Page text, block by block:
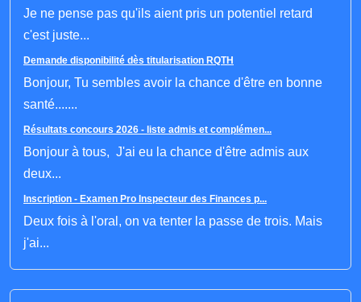
Je ne pense pas qu'ils aient pris un potentiel retard
c'est juste...
Demande disponibilité dès titularisation RQTH
Bonjour, Tu sembles avoir la chance d'être en bonne
santé.......
Résultats concours 2026 - liste admis et complémen...
Bonjour à tous, J'ai eu la chance d'être admis aux
deux...
Inscription - Examen Pro Inspecteur des Finances p...
Deux fois à l'oral, on va tenter la passe de trois. Mais
j'ai...